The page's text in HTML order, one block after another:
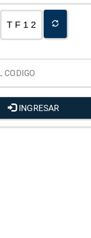
T F 1 2
INGRESAR